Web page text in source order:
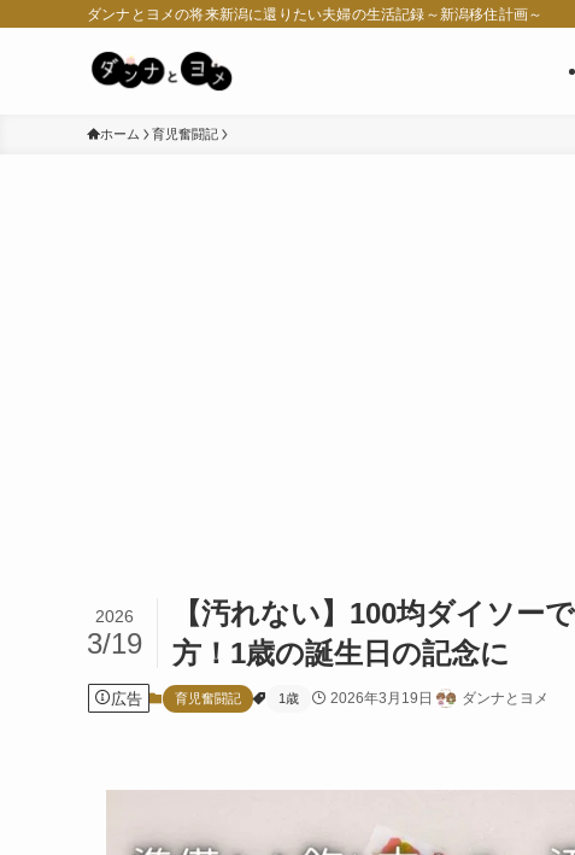
ダンナとヨメの将来新潟に還りたい夫婦の生活記録～新潟移住計画～
ホーム 育児奮闘記
【汚れない】100均ダイソー
方！1歳の誕生日の記念に
2026
3/19
広告 育児奮闘記 1歳 2026年3月19日 ダンナとヨメ